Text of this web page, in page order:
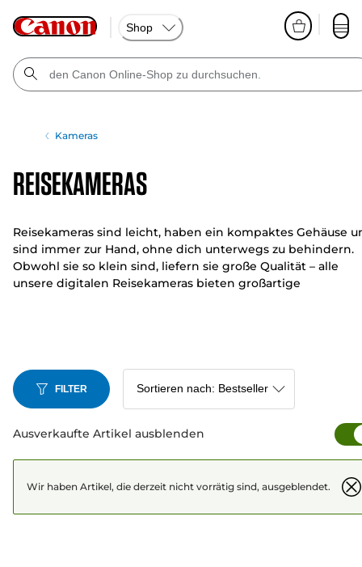
Shop
Kameras
Reisekameras
Reisekameras sind leicht, haben ein kompaktes Gehäuse
sind immer zur Hand, ohne dich unterwegs zu behindern.
Obwohl sie so klein sind, liefern sie große Qualität – alle
unsere digitalen Reisekameras bieten großartige
FILTER
Ausverkaufte Artikel ausblenden
Wir haben Artikel, die derzeit nicht vorrätig sind, ausgeblendet.